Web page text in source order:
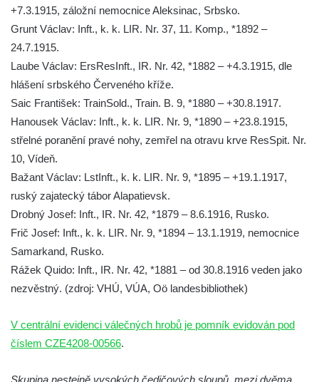
Kenotaf Antona Klause na hřbitově v
Dolním Podluží
Kenotaf Heinricha Klause na hřbitově v
Dolním Podluží
Kenotaf Josefa Stolle na hřbitově v Dolním
Podluží
Pomník obětem 1. světové války na
židovském hřbitově v Mostě
Račicích
Pamětní deska Miroslava Švice na domě
čp. 43 v Lužci nad Vltavou
Pomník obětem 2. světové války v ulici 1.
máje v Lužci nad Vltavou
nad Vltavou
Hrob Vladislava Neumana v Hostíně u
+7.3.1915, záložní nemocnice Aleksinac, Srbsko.
Grunt Václav: Inft., k. k. LIR. Nr. 37, 11. Komp., *1892 –
24.7.1915.
Laube Václav: ErsResInft., IR. Nr. 42, *1882 – +4.3.1915, dle
hlášení srbského Červeného kříže.
Saic František: TrainSold., Train. B. 9, *1880 – +30.8.1917.
Hanousek Václav: Inft., k. k. LIR. Nr. 9, *1890 – +23.8.1915,
střelné poranění pravé nohy, zemřel na otravu krve ResSpit. Nr.
10, Vídeň.
Bažant Václav: LstInft., k. k. LIR. Nr. 9, *1895 – +19.1.1917,
ruský zajatecký tábor Alapatievsk.
Drobný Josef: Inft., IR. Nr. 42, *1879 – 8.6.1916, Rusko.
Frič Josef: Inft., k. k. LIR. Nr. 9, *1894 – 13.1.1919, nemocnice
Samarkand, Rusko.
Rážek Quido: Inft., IR. Nr. 42, *1881 – od 30.8.1916 veden jako
nezvěstný. (zdroj: VHÚ, VÚA, Oö landesbibliothek)
V centrální evidenci válečných hrobů je pomník evidován pod
číslem CZE4208-00566.
Skupina nestejně vysokých čedičových sloupů, mezi dvěma